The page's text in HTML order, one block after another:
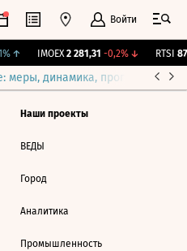
Войти
↑ IMOEX 2 281,31 -0,2%↓ RTSI
меры, динамика, прогнозы
Наши проекты
ВЕДЫ
Город
Аналитика
Промышленность